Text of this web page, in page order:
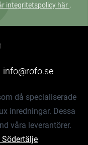
integritetspolicy här .
info@rofo.se
då specialiserade
inredningar. Dessa
våra leverantörer.
Södertälje